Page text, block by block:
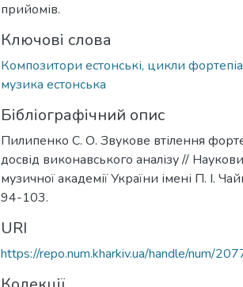
прийомів.
Ключові слова
Композитори естонські, цикли
музика естонська
Бібліографічний опис
Пилипенко С. О. Звукове втілення
досвід виконавського аналізу //
музичної академії України імені П. І.
94-103.
URI
https://repo.num.kharkiv.ua/handle/num/